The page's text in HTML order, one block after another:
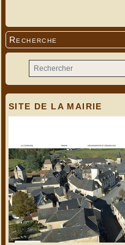
Recherche
SITE DE LA MAIRIE